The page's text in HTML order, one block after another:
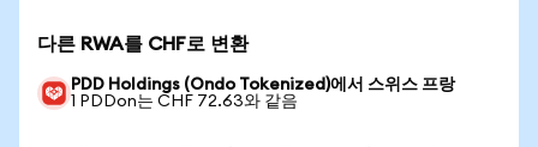
다른 RWA를 CHF로 변환
PDD Holdings (Ondo Tokenized)에서 스위스 프랑
1 PDDon는 CHF 72.63와 같음